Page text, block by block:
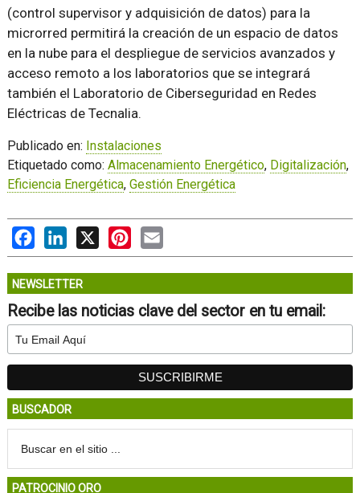
(control supervisor y adquisición de datos) para la
microrred permitirá la creación de un espacio de datos
en la nube para el despliegue de servicios avanzados y
acceso remoto a los laboratorios que se integrará
también el Laboratorio de Ciberseguridad en Redes
Eléctricas de Tecnalia.
Publicado en: Instalaciones
Etiquetado como: Almacenamiento Energético, Digitalización,
Eficiencia Energética, Gestión Energética
FacebookLinkedIn
X PinterestEmail
NEWSLETTER
Recibe las noticias clave del sector en tu email:
BUSCADOR
PATROCINIO ORO